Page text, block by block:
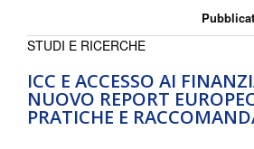
ICC E ACCESSO AI
NUOVO REPORT
PRATICHE E
STUDI E RICERCHE